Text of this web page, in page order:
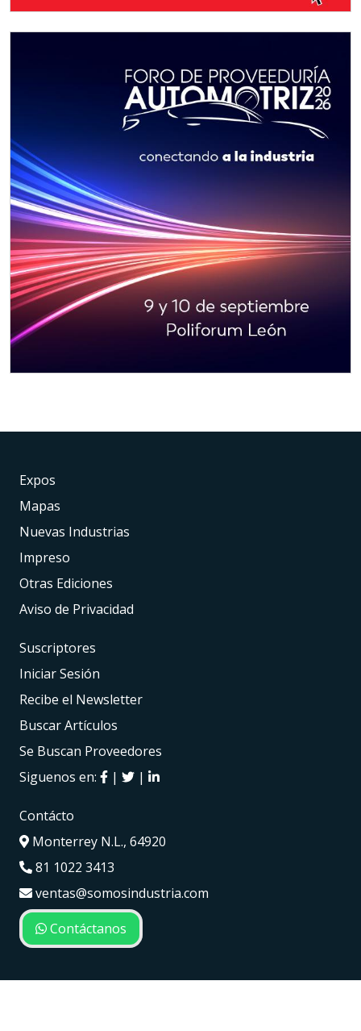
Expos
Mapas
Nuevas Industrias
Impreso
Otras Ediciones
Aviso de Privacidad
Suscriptores
Iniciar Sesión
Recibe el Newsletter
Buscar Artículos
Se Buscan Proveedores
Siguenos en:
| |
Contácto
Monterrey N.L., 64920
81 1022 3413
ventas@somosindustria.com
Contáctanos